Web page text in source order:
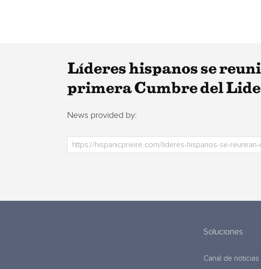
Líderes hispanos se
primera Cumbre del
News provided by:
Soluciones
Canal de noticias